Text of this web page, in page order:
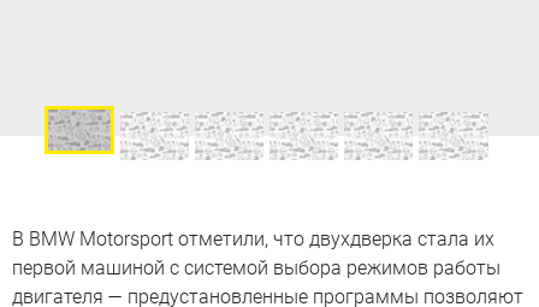
В BMW Motorsport отметили, что двухдверка стала их
первой машиной с системой выбора режимов работы
двигателя — предустановленные программы позволяют